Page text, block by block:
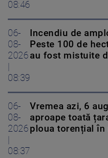
08:46
06-
08-
2026
08:39
Incendiu de
Peste 100 de
au fost mistuite
06-
08-
2026
08:37
Vremea azi, 6
aproape toată
ploua torențial în